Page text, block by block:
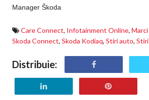
Manager Škoda
Care Connect, Infotainment Online,
Skoda Connect, Skoda Kodiaq, Stiri auto,
Distribuie: